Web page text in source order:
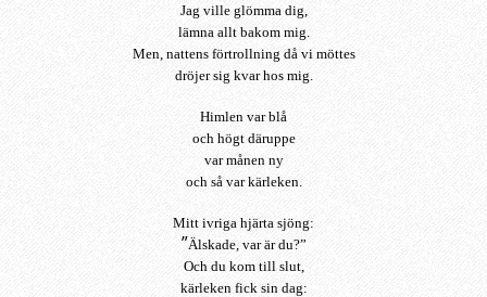
Jag ville glömma dig,
lämna allt bakom mig.
Men, nattens förtrollning då vi möttes
dröjer sig kvar hos mig.
Himlen var blå
och högt däruppe
var månen ny
och så var kärleken.
Mitt ivriga hjärta sjöng:
”Älskade, var är du?”
Och du kom till slut,
kärleken fick sin dag: